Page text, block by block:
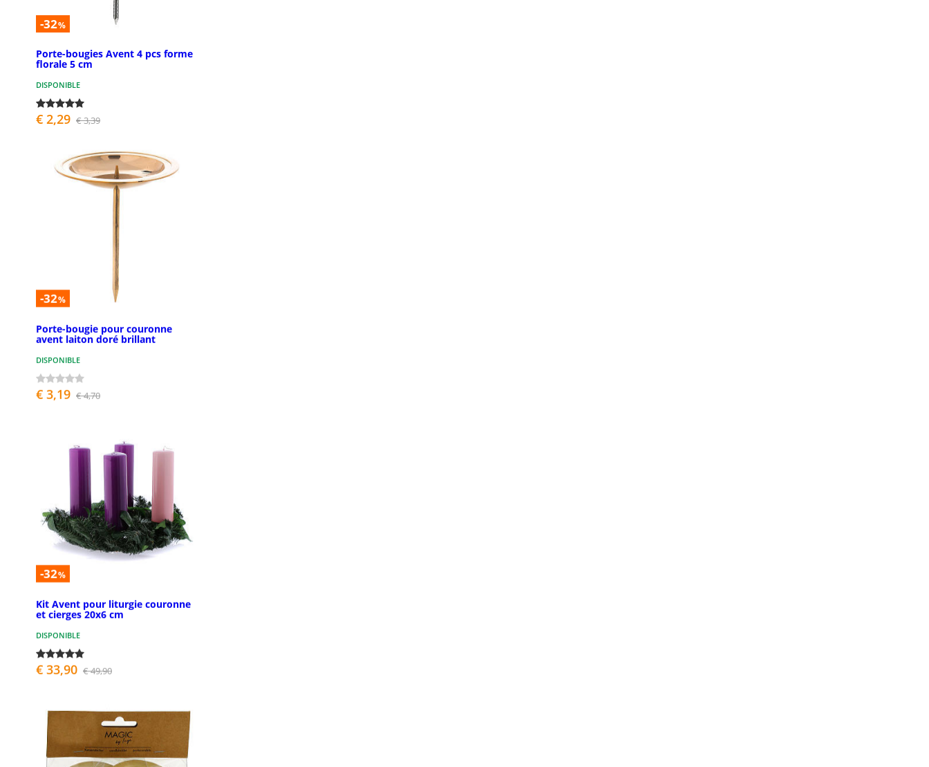
-32%
Porte-bougies Avent 4 pcs forme
florale 5 cm
DISPONIBLE
€ 2,29 € 3,39
-32%
Porte-bougie pour couronne
avent laiton doré brillant
DISPONIBLE
€ 3,19 € 4,70
-32%
Kit Avent pour liturgie couronne
et cierges 20x6 cm
DISPONIBLE
€ 33,90 € 49,90